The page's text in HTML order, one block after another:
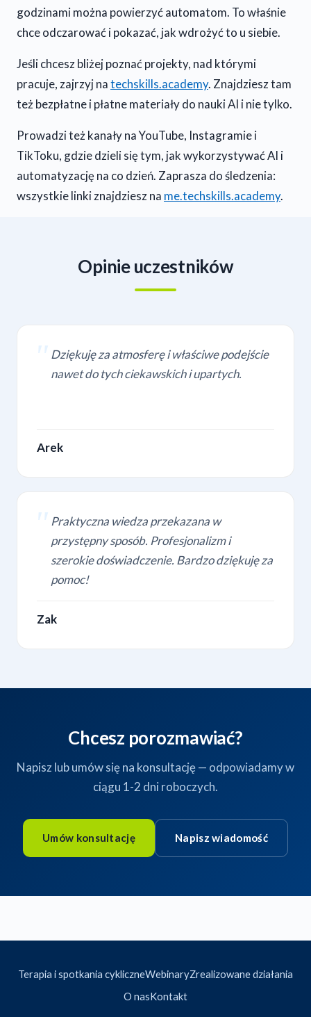
godzinami można powierzyć automatom. To właśnie
chce odczarować i pokazać, jak wdrożyć to u siebie.
Jeśli chcesz bliżej poznać projekty, nad którymi
pracuje, zajrzyj natechskills.academy. Znajdziesz tam
też bezpłatne i płatne materiały do nauki AI i nie tylko.
Prowadzi też kanały na YouTube, Instagramie i
TikToku, gdzie dzieli się tym, jak wykorzystywać AI i
automatyzację na co dzień. Zaprasza do śledzenia:
wszystkie linki znajdziesz na me.techskills.academy.
Opinie uczestników
Dziękuję za atmosferę i właściwe podejście
nawet do tych ciekawskich i upartych.
Arek
Praktyczna wiedza przekazana w
przystępny sposób. Profesjonalizm i
szerokie doświadczenie. Bardzo dziękuję za
pomoc!
Zak
Chcesz porozmawiać?
Napisz lub umów się na konsultację — odpowiadamy w
ciągu 1-2 dni roboczych.
Umów konsultację Napisz wiadomość
Terapia i spotkania cykliczneWebinaryZrealizowane działania
O nasKontakt